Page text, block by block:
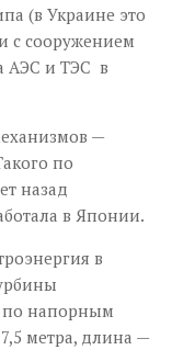
(в Украине это
с сооружением
АЭС и ТЭС в
—
по
назад
в Японии.
в
по напорным
метра, длина —